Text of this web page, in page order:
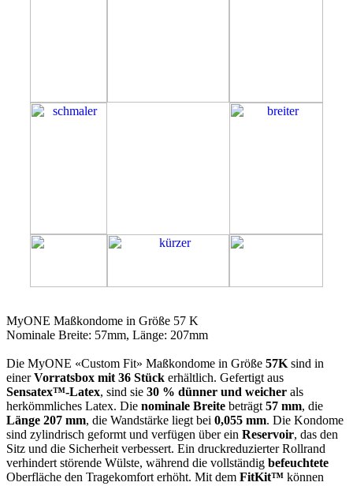
MyONE Maßkondome in Größe 57 K
Nominale Breite: 57mm, Länge: 207mm
Die MyONE «Custom Fit» Maßkondome in Größe 57K sind in
einerVorratsbox mit 36 Stück erhältlich. Gefertigt aus
Sensatex™-Latex, sind sie 30 % dünner und weicher als
herkömmliches Latex. Die nominale Breite beträgt 57 mm, die
Länge 207 mm, die Wandstärke liegt bei 0,055 mm. Die Kondome
sind zylindrisch geformt und verfügen über ein Reservoir, das den
Sitz und die Sicherheit verbessert. Ein druckreduzierter Rollrand
verhindert störende Wülste, während die vollständig befeuchtete
Oberfläche den Tragekomfort erhöht. Mit dem FitKit™ können